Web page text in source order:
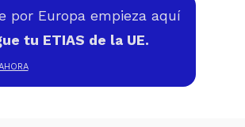
por Europa empieza aquí
tu ETIAS de la UE.